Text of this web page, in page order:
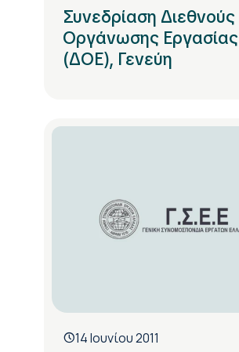
Συνεδρίαση Διεθνούς
Οργάνωσης Εργασίας
(ΔΟΕ), Γενεύη
14 Ιουνίου 2011